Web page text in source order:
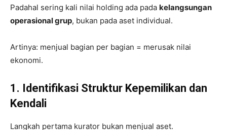
Padahal sering kali nilai holding ada pada kelangsungan
operasional grup, bukan pada aset individual.
Artinya: menjual bagian per bagian = merusak nilai
ekonomi.
1. Identifikasi Struktur Kepemilikan dan
Kendali
Langkah pertama kurator bukan menjual aset.